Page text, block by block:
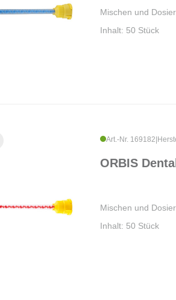
Mischen und
Inhalt: 50 Stück
Art.-Nr. 169182
ORBIS Dental
Mischen und
Inhalt: 50 Stück